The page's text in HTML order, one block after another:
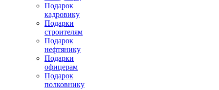
Подарок
кадровику
Подарки
строителям
Подарок
нефтянику
Подарки
офицерам
Подарок
полковнику